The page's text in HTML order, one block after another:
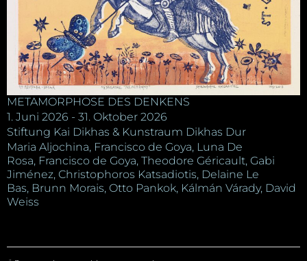
METAMORPHOSE DES DENKENS
1. Juni 2026 - 31. Oktober 2026
Stiftung Kai Dikhas & Kunstraum Dikhas Dur
Maria Aljochina, Francisco de Goya, Luna De
Rosa, Francisco de Goya, Theodore Géricault, Gabi
Jiménez, Christophoros Katsadiotis, Delaine Le
Bas, Brunn Morais, Otto Pankok, Kálmán Várady, David
Weiss